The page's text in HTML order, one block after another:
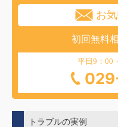
お
初回無料
平日9：00
トラブルの実例